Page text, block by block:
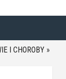
I CHOROBY »